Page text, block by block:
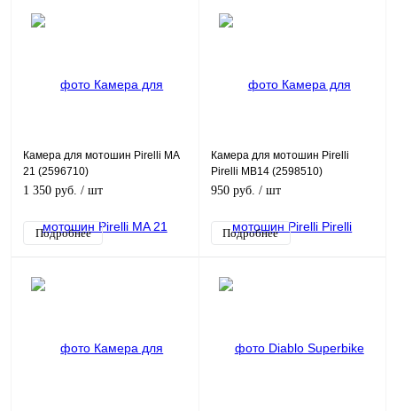
Камера для мотошин Pirelli MA
21 (2596710)
1 350 руб. / шт
Подробнее
Камера для мотошин Pirelli
Pirelli MB14 (2598510)
950 руб. / шт
Подробнее